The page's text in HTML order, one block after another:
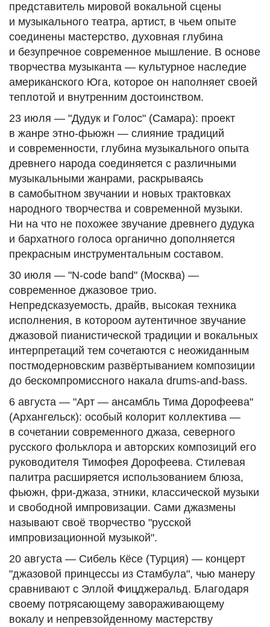
представитель мировой вокальной сцены
и музыкального театра, артист, в чьем опыте
соединены мастерство, духовная глубина
и безупречное современное мышление. В основе
творчества музыканта — культурное наследие
американского Юга, которое он наполняет своей
теплотой и внутренним достоинством.
23 июля — "Дудук и Голос" (Самара): проект
в жанре этно-фьюжн — слияние традиций
и современности, глубина музыкального опыта
древнего народа соединяется с различными
музыкальными жанрами, раскрываясь
в самобытном звучании и новых трактовках
народного творчества и современной музыки.
Ни на что не похожее звучание древнего дудука
и бархатного голоса органично дополняется
прекрасным инструментальным составом.
30 июля — "N-code band" (Москва) —
современное джазовое трио.
Непредсказуемость, драйв, высокая техника
исполнения, в котороом аутентичное звучание
джазовой пианистической традиции и вокальных
интерпретаций тем сочетаются с неожиданным
постмодерновским развёртыванием композиции
до бескомпромиссного накала drums-and-bass.
6 августа — "Арт — ансамбль Тима Дорофеева"
(Архангельск): особый колорит коллектива —
в сочетании современного джаза, северного
русского фольклора и авторских композиций его
руководителя Тимофея Дорофеева. Стилевая
палитра расширяется использованием блюза,
фьюжн, фри-джаза, этники, классической музыки
и свободной импровизации. Сами джазмены
называют своё творчество "русской
импровизационной музыкой".
20 августа — Сибель Кёсе (Турция) — концерт
"джазовой принцессы из Стамбула", чью манеру
сравнивают с Эллой Фицджеральд. Благодаря
своему потрясающему завораживающему
вокалу и непревзойденному мастерству